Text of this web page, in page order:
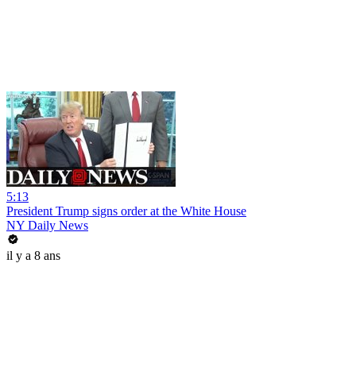
5:13
President Trump signs order at the White House
NY Daily News
il y a 8 ans